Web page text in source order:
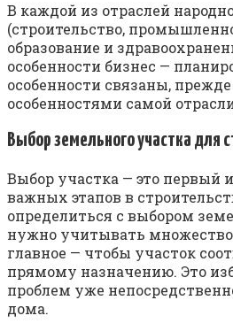
В каждой из отраслей
(строительство,
образование и
особенности бизнес —
особенности связаны, прежде
особенностями самой
Выбор земельного участка для
Выбор участка — это первый
важных этапов в
определиться с выбором
нужно учитывать множество
главное — чтобы участок
прямому назначению. Это
проблем уже
дома.